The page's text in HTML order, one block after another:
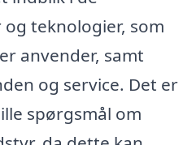
teknologier, som
anvender, samt
og service. Det er
spørgsmål om